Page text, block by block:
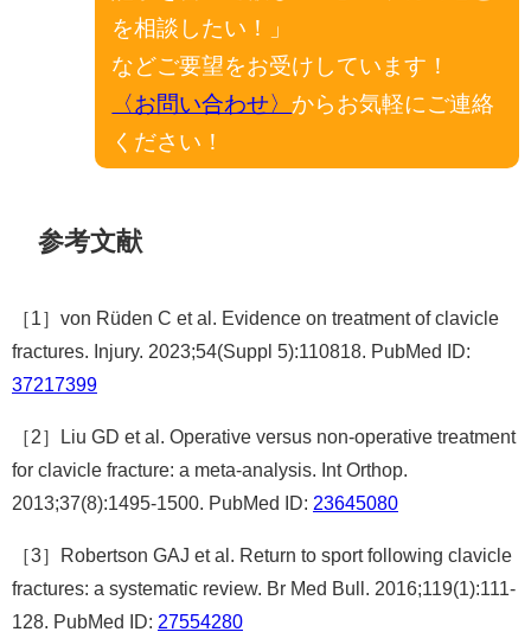
を相談したい！」
などご要望をお受けしています！
〈お問い合わせ〉 からお気軽にご連絡
ください！
参考文献
［1］von Rüden C et al. Evidence on treatment of clavicle
fractures. Injury. 2023;54(Suppl 5):110818. PubMed ID:
37217399
［2］Liu GD et al. Operative versus non-operative treatment
for clavicle fracture: a meta-analysis. Int Orthop.
2013;37(8):1495-1500. PubMed ID: 23645080
［3］Robertson GAJ et al. Return to sport following clavicle
fractures: a systematic review. Br Med Bull. 2016;119(1):111-
128. PubMed ID: 27554280